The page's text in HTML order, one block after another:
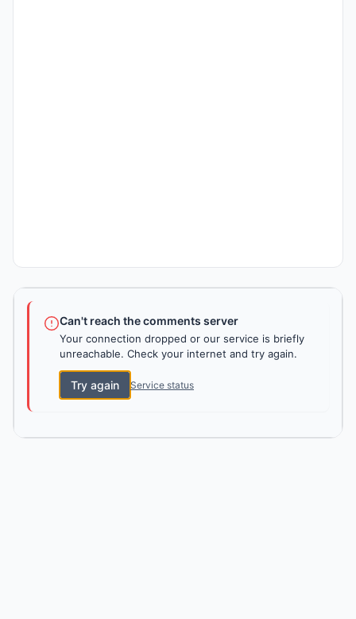
Can't reach the comments server
Your connection dropped or our service is briefly
unreachable. Check your internet and try again.
Try again Service status